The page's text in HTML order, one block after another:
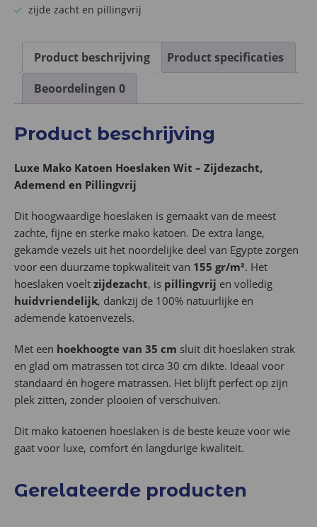
Product beschrijving
Product specificaties
Beoordelingen 0
Product beschrijving
Luxe Mako Katoen Hoeslaken Wit – Zijdezacht,
Ademend en Pillingvrij
Dit hoogwaardige hoeslaken is gemaakt van de meest
zachte, fijne en sterke mako katoen. De extra lange,
gekamde vezels uit het noordelijke deel van Egypte zorgen
voor een duurzame topkwaliteit van 155 gr/m². Het
hoeslaken voelt zijdezacht, is pillingvrij en volledig
huidvriendelijk, dankzij de 100% natuurlijke en
ademende katoenvezels.
Met een hoekhoogte van 35 cm sluit dit hoeslaken strak
en glad om matrassen tot circa 30 cm dikte. Ideaal voor
standaard én hogere matrassen. Het blijft perfect op zijn
plek zitten, zonder plooien of verschuiven.
Dit mako katoenen hoeslaken is de beste keuze voor wie
gaat voor luxe, comfort én langdurige kwaliteit.
zijde zacht en pillingvrij
Gerelateerde producten